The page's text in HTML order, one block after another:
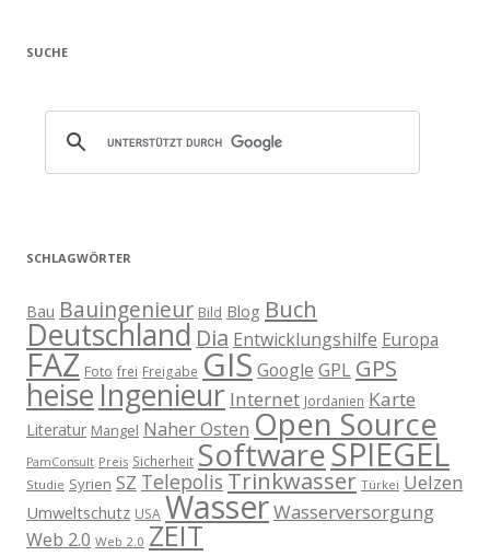
SUCHE
SCHLAGWÖRTER
Bau Bauingenieur Bild Blog Buch
Deutschland Dia Entwicklungshilfe Europa
FAZ Foto frei Freigabe GIS Google GPL GPS
heise Ingenieur Internet Jordanien Karte
Literatur Mangel Naher Osten Open Source
PamConsult Preis Sicherheit SoftwareSPIEGEL
Studie Syrien SZ Telepolis Trinkwasser Türkei Uelzen
Umweltschutz USA WasserWasserversorgung
Web 2.0 Web 2.0 ZEIT